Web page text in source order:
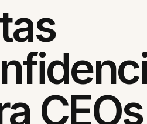
CEOs